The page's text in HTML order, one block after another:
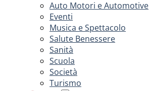
Auto Motori e Automotive
Eventi
Musica e Spettacolo
Salute Benessere
Sanità
Scuola
Società
Turismo